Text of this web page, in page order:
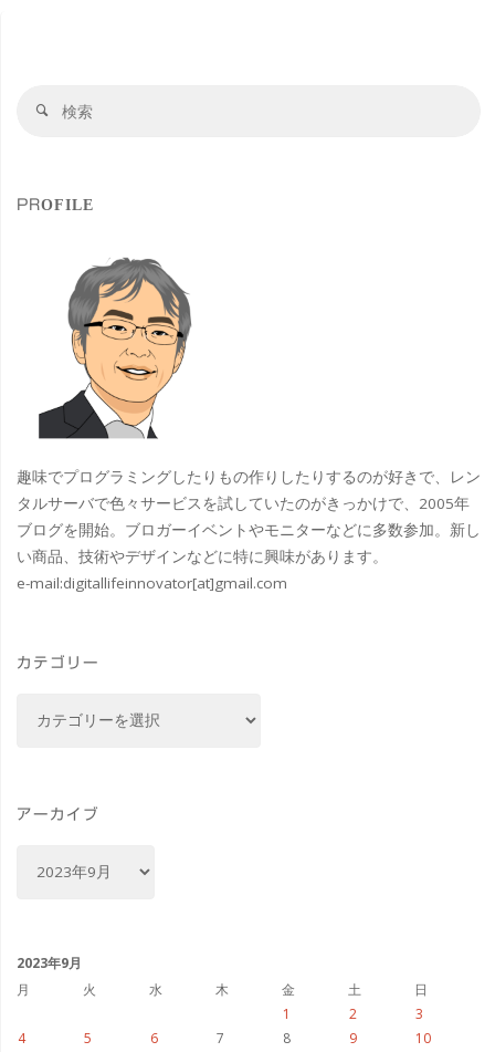
(コ)
伝
説 ち
ぃ
ん
☆
ア
ル
検
PROFILE
趣味でプログラミングしたりもの作りしたりするのが好きで、レン
タルサーバで色々サービスを試していたのがきっかけで、2005年
ブログを開始。ブロガーイベントやモニターなどに多数参加。新し
い商品、技術やデザインなどに特に興味があります。
e-mail:digitallifeinnovator[at]gmail.com
カテゴリー
ー
アーカイブ
ブ
2023年9月
月
火 水 木 金 土
日
1
2
3
4
5 6 7 8 9
10